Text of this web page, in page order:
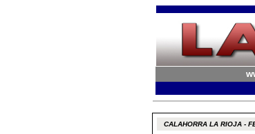
CALAHORRA LA RIOJA -